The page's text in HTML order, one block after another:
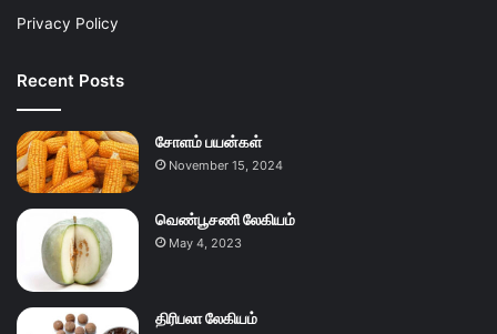
Privacy Policy
Recent Posts
சோளம் பயன்கள்
November 15, 2024
வெண்பூசணி லேகியம்
May 4, 2023
திரிபலா லேகியம்